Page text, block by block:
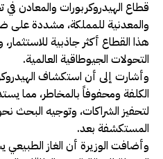
قطاع الهيدروكربورات والمعادن في
والمعدنية للمملكة، مشددة على
هذا القطاع أكثر جاذبية
التحولات الجيوطاقية العالمية.
وأشارت إلى أن استكشاف
الكلفة ومحفوفاً بالمخاطر، مما
لتحفيز الشراكات، وتوجيه البحث
المستكشفة بعد.
وأضافت الوزيرة أن الغاز